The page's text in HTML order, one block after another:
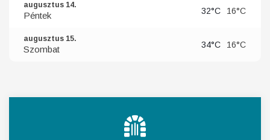
augusztus 14.
Péntek 32°C 16°C
augusztus 15.
Szombat 34°C 16°C